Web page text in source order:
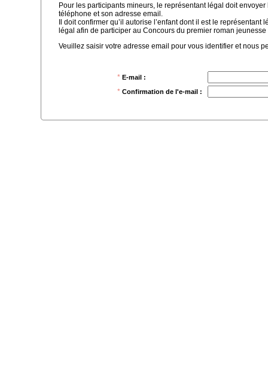
Pour les participants mineurs, le représentant légal doit
téléphone et son adresse email.
Il doit confirmer qu’il autorise l’enfant dont il est le
légal afin de participer au Concours du premier roman
Veuillez saisir votre adresse email pour vous identifier et nous
* E-mail :
* Confirmation de l'e-mail :